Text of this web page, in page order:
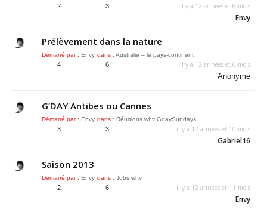
2 3 il y a 12 années et 6 mois
Envy
Prélèvement dans la nature
Démarré par : Envy dans : Australie – le pays-continent
4 6 il y a 12 années et 6 mois
Anonyme
G’DAY Antibes ou Cannes
Démarré par : Envy dans : Réunions whv GdaySundays
3 3 il y a 12 années et 10 mois
Gabriel16
Saison 2013
Démarré par : Envy dans : Jobs whv
2 6 il y a 12 années et 11 mois
Envy